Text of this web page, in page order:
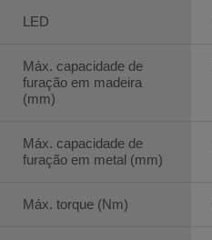
LED
Máx. capacidade de
furação em madeira
(mm)
Máx. capacidade de
furação em metal (mm)
Máx. torque (Nm)